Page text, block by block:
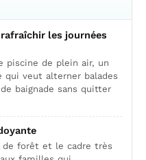
les journées
piscine de plein air, un
qui veut alterner balades
baignade sans quitter
de forêt et le cadre très